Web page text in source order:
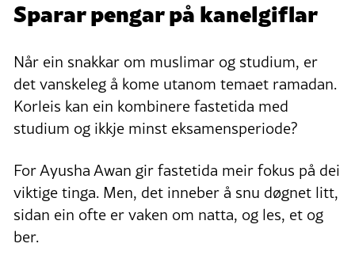
Sparar pengar på kanelgiflar
Når ein snakkar om muslimar og studium, er
det vanskeleg å kome utanom temaet ramadan.
Korleis kan ein kombinere fastetida med
studium og ikkje minst eksamensperiode?
For Ayusha Awan gir fastetida meir fokus på dei
viktige tinga. Men, det inneber å snu døgnet litt,
sidan ein ofte er vaken om natta, og les, et og
ber.